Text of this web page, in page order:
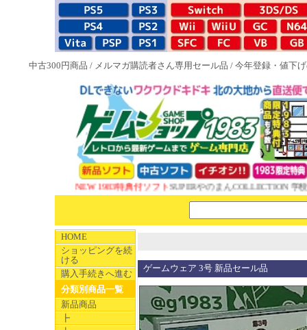
中古300円商品 / メルマガ購読者さん専用セール品 / 今年登録・値下
NEW 1983特典付ソフトSUPERやのまんCOLLECTION 学校で
HOME
ショッピングを続
ける
購入手続きへ進む
分類別商品一覧
新品商品
┣
ゲームウェア 3号 新品セール品